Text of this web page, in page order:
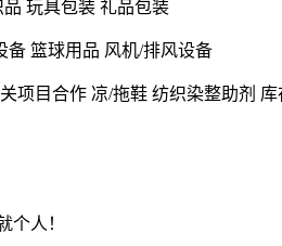
玩具包装 礼品包装
备 篮球用品 风机/排风设备
项目合作 凉/拖鞋 纺织染整助剂 库
个人！